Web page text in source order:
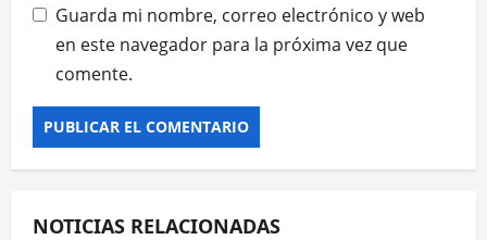
Guarda mi nombre, correo electrónico y web
en este navegador para la próxima vez que
comente.
NOTICIAS RELACIONADAS